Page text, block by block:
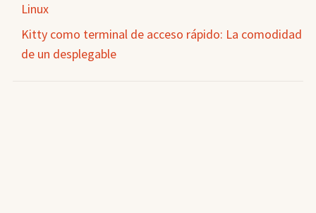
Linux
Kitty como terminal de acceso rápido: La comodidad
de un desplegable